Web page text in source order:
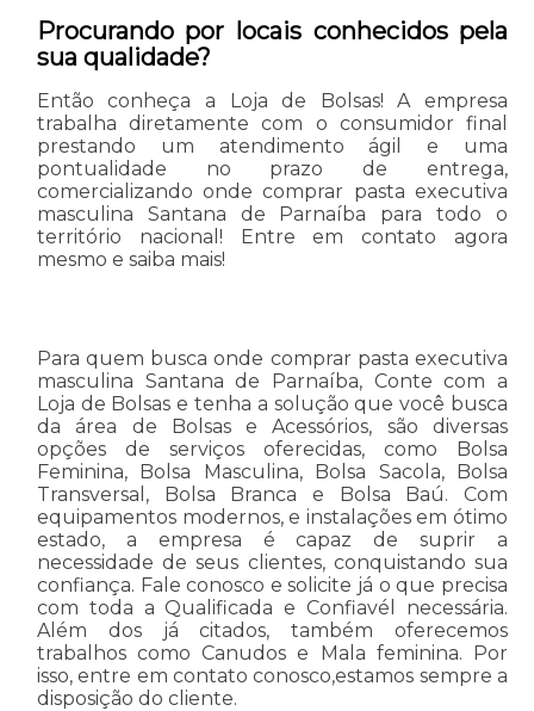
Procurando por locais conhecidos pela
sua qualidade?
Então conheça a Loja de Bolsas! A empresa
trabalha diretamente com o consumidor final
prestando um atendimento ágil e uma
pontualidade no prazo de entrega,
comercializando onde comprar pasta executiva
masculina Santana de Parnaíba para todo o
território nacional! Entre em contato agora
mesmo e saiba mais!
Para quem busca onde comprar pasta executiva
masculina Santana de Parnaíba, Conte com a
Loja de Bolsas e tenha a solução que você busca
da área de Bolsas e Acessórios, são diversas
opções de serviços oferecidas, como Bolsa
Feminina, Bolsa Masculina, Bolsa Sacola, Bolsa
Transversal, Bolsa Branca e Bolsa Baú. Com
equipamentos modernos, e instalações em ótimo
estado, a empresa é capaz de suprir a
necessidade de seus clientes, conquistando sua
confiança. Fale conosco e solicite já o que precisa
com toda a Qualificada e Confiavél necessária.
Além dos já citados, também oferecemos
trabalhos como Canudos e Mala feminina. Por
isso, entre em contato conosco,estamos sempre a
disposição do cliente.